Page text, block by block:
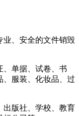
业、安全的文件销毁
、单据、试卷、书
、服装、化妆品、过
出版社、学校、教育